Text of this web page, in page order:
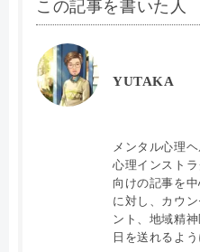
この記事を書いた人
YUTAKA
メンタル心理
心理インスト
向けの記事を
に対し、カウ
ント、地域精
日を送れるよ